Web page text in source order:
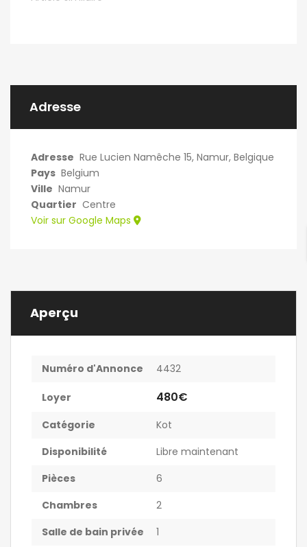
Adresse
Adresse Rue Lucien Namêche 15, Namur, Belgique
Pays Belgium
Ville Namur
Quartier Centre
Voir sur Google Maps
Aperçu
Numéro d'Annonce 4432
Loyer 480€
Catégorie
Kot
Disponibilité
Libre maintenant
Pièces
6
Chambres
2
Salle de bain privée
1